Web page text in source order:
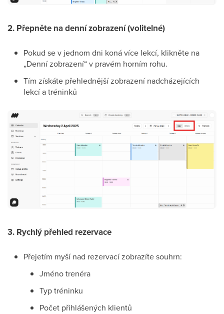
2. Přepněte na denní zobrazení (volitelné)
Pokud se v jednom dni koná více lekcí, klikněte na
„Denní zobrazení“ v pravém horním rohu.
Tím získáte přehlednější zobrazení nadcházejících
lekcí a tréninků
3. Rychlý přehled rezervace
Přejetím myší nad rezervací zobrazíte souhrn:
Jméno trenéra
Typ tréninku
Počet přihlášených klientů